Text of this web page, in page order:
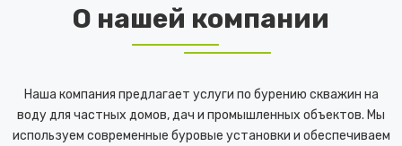
О нашей компании
Наша компания предлагает услуги по бурению скважин на
воду для частных домов, дач и промышленных объектов. Мы
используем современные буровые установки и обеспечиваем